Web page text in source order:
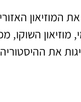
את המוזיאון
מוזיאון השוקו,
את